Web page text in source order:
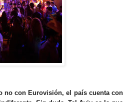
no con Eurovisión, el país cuenta con